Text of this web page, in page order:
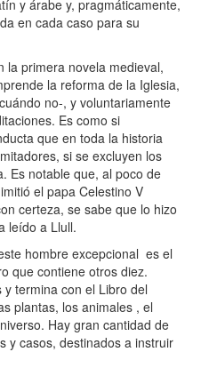
y árabe y, pragmáticamente,
en cada caso para su
la primera novela medieval,
la reforma de la Iglesia,
no-, y voluntariamente
Es como si
que en toda la historia
si se excluyen los
Es notable que, al poco de
el papa Celestino V
certeza, se sabe que lo hizo
leído a Llull.
hombre excepcional es el
que contiene otros diez.
termina con el Libro del
plantas, los animales , el
Hay gran cantidad de
y casos, destinados a instruir